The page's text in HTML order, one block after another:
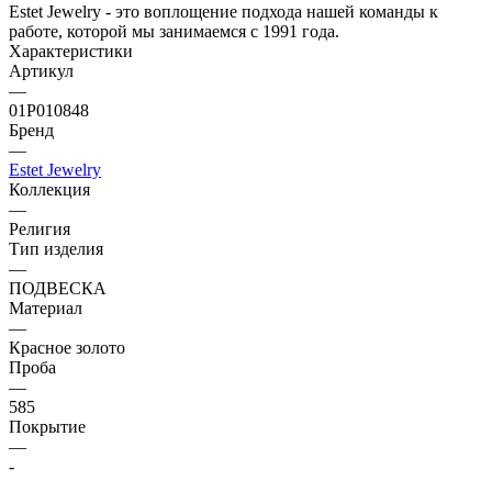
Estet Jewelry - это воплощение подхода нашей команды к
работе, которой мы занимаемся с 1991 года.
Характеристики
Артикул
—
01Р010848
Бренд
—
Estet Jewelry
Коллекция
—
Религия
Тип изделия
—
ПОДВЕСКА
Материал
—
Красное золото
Проба
—
585
Покрытие
—
-